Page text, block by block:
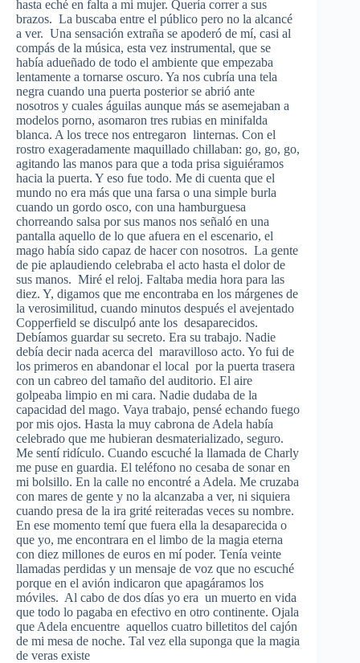
hasta eché en falta a mi mujer. Quería correr a sus
brazos. La buscaba entre el público pero no la alcancé
a ver. Una sensación extraña se apoderó de mí, casi al
compás de la música, esta vez instrumental, que se
había adueñado de todo el ambiente que empezaba
lentamente a tornarse oscuro. Ya nos cubría una tela
negra cuando una puerta posterior se abrió ante
nosotros y cuales águilas aunque más se asemejaban a
modelos porno, asomaron tres rubias en minifalda
blanca. A los trece nos entregaron linternas. Con el
rostro exageradamente maquillado chillaban: go, go, go,
agitando las manos para que a toda prisa siguiéramos
hacia la puerta. Y eso fue todo. Me di cuenta que el
mundo no era más que una farsa o una simple burla
cuando un gordo osco, con una hamburguesa
chorreando salsa por sus manos nos señaló en una
pantalla aquello de lo que afuera en el escenario, el
mago había sido capaz de hacer con nosotros. La gente
de pie aplaudiendo celebraba el acto hasta el dolor de
sus manos. Miré el reloj. Faltaba media hora para las
diez. Y, digamos que me encontraba en los márgenes de
la verosimilitud, cuando minutos después el avejentado
Copperfield se disculpó ante los desaparecidos.
Debíamos guardar su secreto. Era su trabajo. Nadie
debía decir nada acerca del maravilloso acto. Yo fui de
los primeros en abandonar el local por la puerta trasera
con un cabreo del tamaño del auditorio. El aire
golpeaba limpio en mi cara. Nadie dudaba de la
capacidad del mago. Vaya trabajo, pensé echando fuego
por mis ojos. Hasta la muy cabrona de Adela había
celebrado que me hubieran desmaterializado, seguro.
Me sentí ridículo. Cuando escuché la llamada de Charly
me puse en guardia. El teléfono no cesaba de sonar en
mi bolsillo. En la calle no encontré a Adela. Me cruzaba
con mares de gente y no la alcanzaba a ver, ni siquiera
cuando presa de la ira grité reiteradas veces su nombre.
En ese momento temí que fuera ella la desaparecida o
que yo, me encontrara en el limbo de la magia eterna
con diez millones de euros en mí poder. Tenía veinte
llamadas perdidas y un mensaje de voz que no escuché
porque en el avión indicaron que apagáramos los
móviles. Al cabo de dos días yo era un muerto en vida
que todo lo pagaba en efectivo en otro continente. Ojala
que Adela encuentre aquellos cuatro billetitos del cajón
de mi mesa de noche. Tal vez ella suponga que la magia
de veras existe